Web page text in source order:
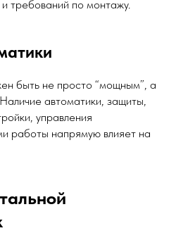
требований по монтажу.
быть не просто “мощным”, а
автоматики, защиты,
управления
работы напрямую влияет на